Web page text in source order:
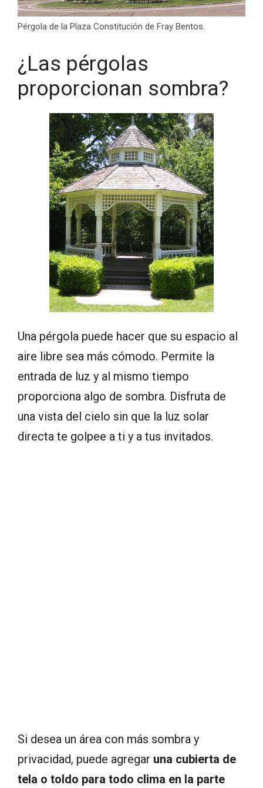
Pérgola de la Plaza Constitución de Fray Bentos.
¿Las pérgolas
proporcionan sombra?
Una pérgola puede hacer que su espacio al
aire libre sea más cómodo. Permite la
entrada de luz y al mismo tiempo
proporciona algo de sombra. Disfruta de
una vista del cielo sin que la luz solar
directa te golpee a ti y a tus invitados.
Si desea un área con más sombra y
privacidad, puede agregar una cubierta de
tela o toldo para todo clima en la parte